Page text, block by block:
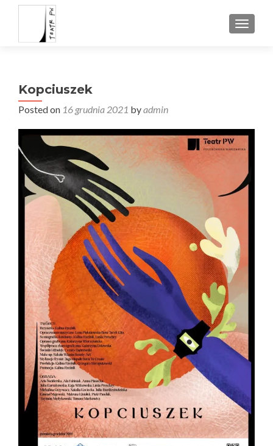
Kopciuszek
Posted on 16 grudnia 2021 byadmin